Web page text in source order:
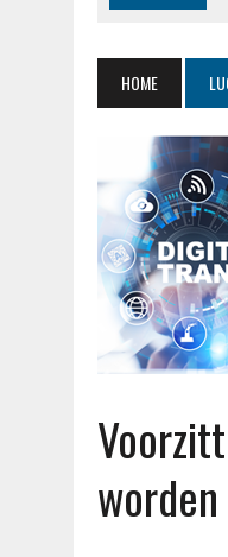
AUGUSTUS 7,
AUGUSTUS 7,
HOME
worden